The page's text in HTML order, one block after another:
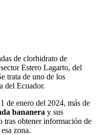
de clorhidrato de
Estero Lagarto, del
trata de uno de los
del Ecuador.
de enero del 2024, más de
bananera y sus
tras obtener información de
zona.